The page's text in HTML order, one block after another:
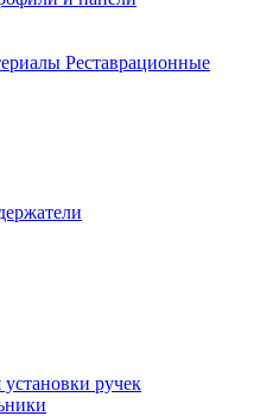
Реставрационные
ручек